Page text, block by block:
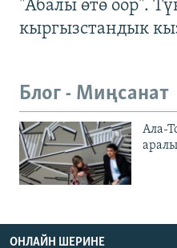
"Абалы өтө оор".
кыргызстандык
Блог - Миңсанат
Ала-
ОНЛАЙН ШЕРИНЕ